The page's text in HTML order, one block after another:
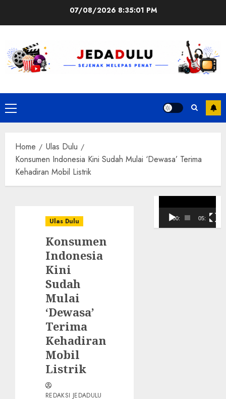
07/08/2026 8:35:02 PM
Primary
Menu
Home
Ulas Dulu
Konsumen Indonesia Kini Sudah Mulai ‘Dewasa’ Terima
Kehadiran Mobil Listrik
Ulas Dulu
Konsumen
Indonesia
Kini
Sudah
Mulai
‘Dewasa’
Terima
Kehadiran
Mobil
Listrik
REDAKSI JEDADULU
Video
00:00 05:10